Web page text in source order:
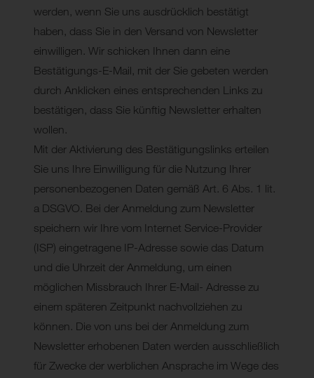
werden, wenn Sie uns ausdrücklich bestätigt
haben, dass Sie in den Versand von Newsletter
einwilligen. Wir schicken Ihnen dann eine
Bestätigungs-E-Mail, mit der Sie gebeten werden
durch Anklicken eines entsprechenden Links zu
bestätigen, dass Sie künftig Newsletter erhalten
wollen.
Mit der Aktivierung des Bestätigungslinks erteilen
Sie uns Ihre Einwilligung für die Nutzung Ihrer
personenbezogenen Daten gemäß Art. 6 Abs. 1 lit.
a DSGVO. Bei der Anmeldung zum Newsletter
speichern wir Ihre vom Internet Service-Provider
(ISP) eingetragene IP-Adresse sowie das Datum
und die Uhrzeit der Anmeldung, um einen
möglichen Missbrauch Ihrer E-Mail- Adresse zu
einem späteren Zeitpunkt nachvollziehen zu
können. Die von uns bei der Anmeldung zum
Newsletter erhobenen Daten werden ausschließlich
für Zwecke der werblichen Ansprache im Wege des